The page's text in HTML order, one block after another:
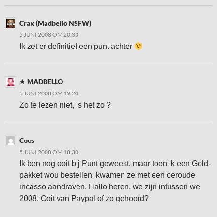
Crax (Madbello NSFW)
5 JUNI 2008 OM 20:33
Ik zet er definitief een punt achter
MADBELLO
5 JUNI 2008 OM 19:20
Zo te lezen niet, is het zo ?
Coos
5 JUNI 2008 OM 18:30
Ik ben nog ooit bij Punt geweest, maar toen ik een Gold-
pakket wou bestellen, kwamen ze met een oeroude
incasso aandraven. Hallo heren, we zijn intussen wel
2008. Ooit van Paypal of zo gehoord?